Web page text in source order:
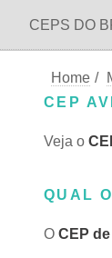
CEPS DO
Home /
CEP
Veja o
QUAL
O CEP